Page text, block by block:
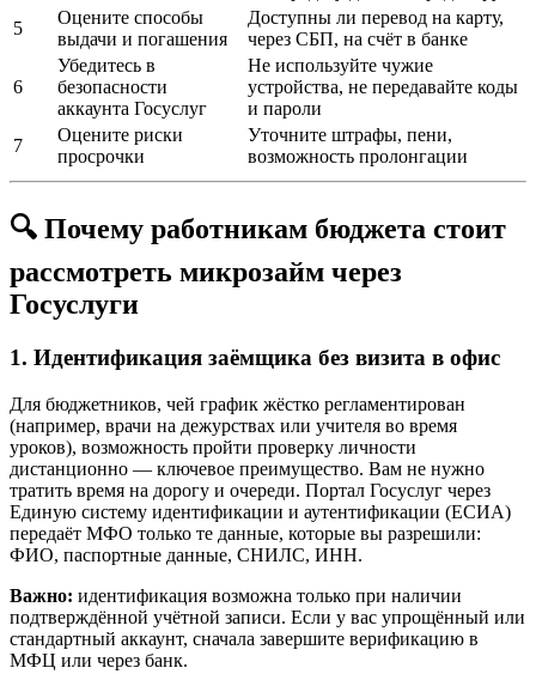
5
Оцените способы
выдачи и погашения
Доступны ли перевод на карту,
через СБП, на счёт в банке
6
Убедитесь в
безопасности
аккаунта Госуслуг
Не используйте чужие
устройства, не передавайте коды
и пароли
7
Оцените риски
просрочки
Уточните штрафы, пени,
возможность пролонгации
🔍 Почему работникам бюджета стоит
рассмотреть микрозайм через
Госуслуги
1. Идентификация заёмщика без визита в офис
Для бюджетников, чей график жёстко регламентирован
(например, врачи на дежурствах или учителя во время
уроков), возможность пройти проверку личности
дистанционно — ключевое преимущество. Вам не нужно
тратить время на дорогу и очереди. Портал Госуслуг через
Единую систему идентификации и аутентификации (ЕСИА)
передаёт МФО только те данные, которые вы разрешили:
ФИО, паспортные данные, СНИЛС, ИНН.
Важно: идентификация возможна только при наличии
подтверждённой учётной записи. Если у вас упрощённый или
стандартный аккаунт, сначала завершите верификацию в
МФЦ или через банк.